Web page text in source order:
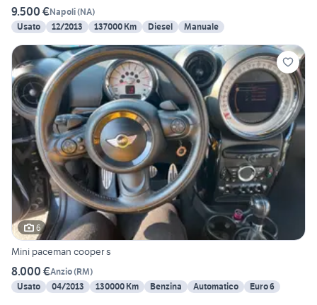
9.500 €Napoli(NA)
Usato
12/2013 137000 Km Diesel Manuale
6
Mini paceman cooper s
8.000 €Anzio(RM)
Usato
04/2013 130000 Km Benzina Automatico Euro 6